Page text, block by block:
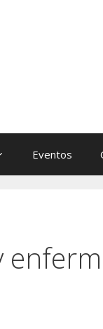
Eventos